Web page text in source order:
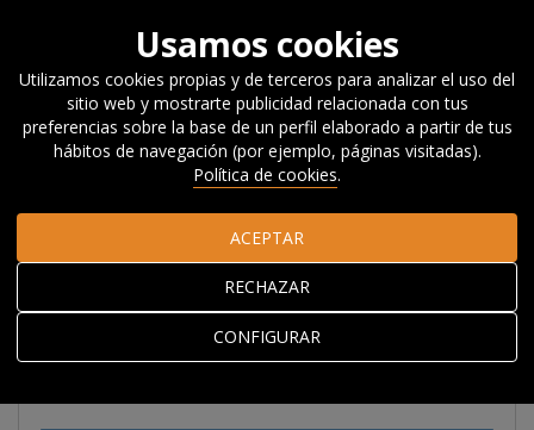
Investigación Publicaciones Libros
Libros y
capítulos de libro
Competitividad para el bienestar: navegando
de la polarización a la reconciliación
Competitividad para el
bienestar: navegando
de la polarización a la
Usamos cookies
Utilizamos cookies propias y de terceros para analizar el uso del
sitio web y mostrarte publicidad relacionada con tus
preferencias sobre la base de un perfil elaborado a partir de tus
hábitos de navegación (por ejemplo, páginas visitadas).
Política de cookies.
CONFIGURAR
RECHAZAR
ACEPTAR